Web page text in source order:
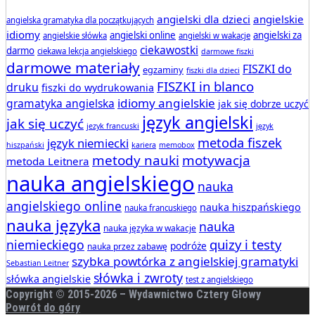
angielska gramatyka dla początkujących angielski dla dzieci angielskie
idiomy angielskie słówka angielski online angielski w wakacje angielski za
darmo ciekawa lekcja angielskiego ciekawostki darmowe fiszki
darmowe materiały egzaminy fiszki dla dzieci FISZKI do
druku fiszki do wydrukowania FISZKI in blanco
gramatyka angielska idiomy angielskie jak się dobrze uczyć
jak się uczyć jezyk francuski język angielski język
hiszpański język niemiecki kariera memobox metoda fiszek
metoda Leitnera metody nauki motywacja
nauka angielskiego nauka
angielskiego online nauka francuskiego nauka hiszpańskiego
nauka języka nauka języka w wakacje nauka
niemieckiego nauka przez zabawę podróże quizy i testy
Sebastian Leitner szybka powtórka z angielskiej gramatyki
słówka angielskie słówka i zwroty test z angielskiego
Copyright © 2015-2026 – Wydawnictwo Cztery Głowy
Powrót do góry